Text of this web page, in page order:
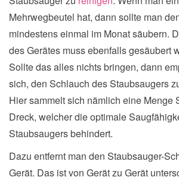
Mehrwegbeutel hat, dann sollte man
mindestens einmal im Monat säubern.
des Gerätes muss ebenfalls gesäubert
Sollte das alles nichts bringen, dann
sich, den Schlauch des Staubsaugers
Hier sammelt sich nämlich eine Menge
Dreck, welcher die optimale
Staubsaugers behindert.
Dazu entfernt man den Staubsauger-
Gerät. Das ist von Gerät zu Gerät